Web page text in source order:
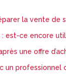
la vente de
est-ce encore
une offre
un professionnel